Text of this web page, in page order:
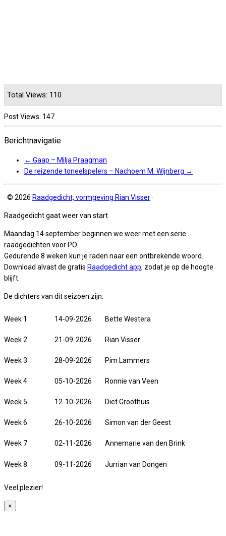
Total Views: 110
Post Views: 147
Berichtnavigatie
← Gaap – Milja Praagman
De reizende toneelspelers – Nachoem M. Wijnberg →
· © 2026 Raadgedicht, vormgeving Rian Visser·
Raadgedicht gaat weer van start
Maandag 14 september beginnen we weer met een serie
raadgedichten voor PO.
Gedurende 8 weken kun je raden naar een ontbrekende woord.
Download alvast de gratis Raadgedicht app, zodat je op de hoogte
blijft.
De dichters van dit seizoen zijn:
Week 1 14-09-2026 Bette Westera
Week 2 21-09-2026 Rian Visser
Week 3 28-09-2026 Pim Lammers
Week 4 05-10-2026 Ronnie van Veen
Week 5 12-10-2026 Diet Groothuis
Week 6 26-10-2026 Simon van der Geest
Week 7 02-11-2026 Annemarie van den Brink
Week 8 09-11-2026 Jurrian van Dongen
Veel plezier!
×